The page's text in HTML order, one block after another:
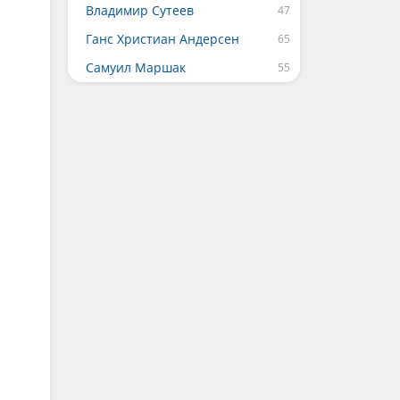
Владимир Сутеев
Ганс Христиан Андерсен
Самуил Маршак